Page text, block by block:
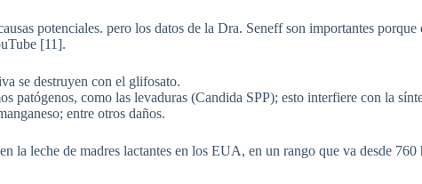
potenciales. pero los datos de la Dra. Seneff son importantes
[11].
se destruyen con el glifosato.
patógenos, como las levaduras (Candida SPP); esto interfiere con la
entre otros daños.
la leche de madres lactantes en los EUA, en un rango que va desde